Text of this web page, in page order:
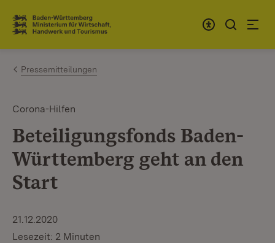
Zum Inhalt springen
Link zur Startseite
Pressemitteilungen
Corona-Hilfen
Beteiligungsfonds Baden-
Württemberg geht an den
Start
21.12.2020
Lesezeit: 2 Minuten